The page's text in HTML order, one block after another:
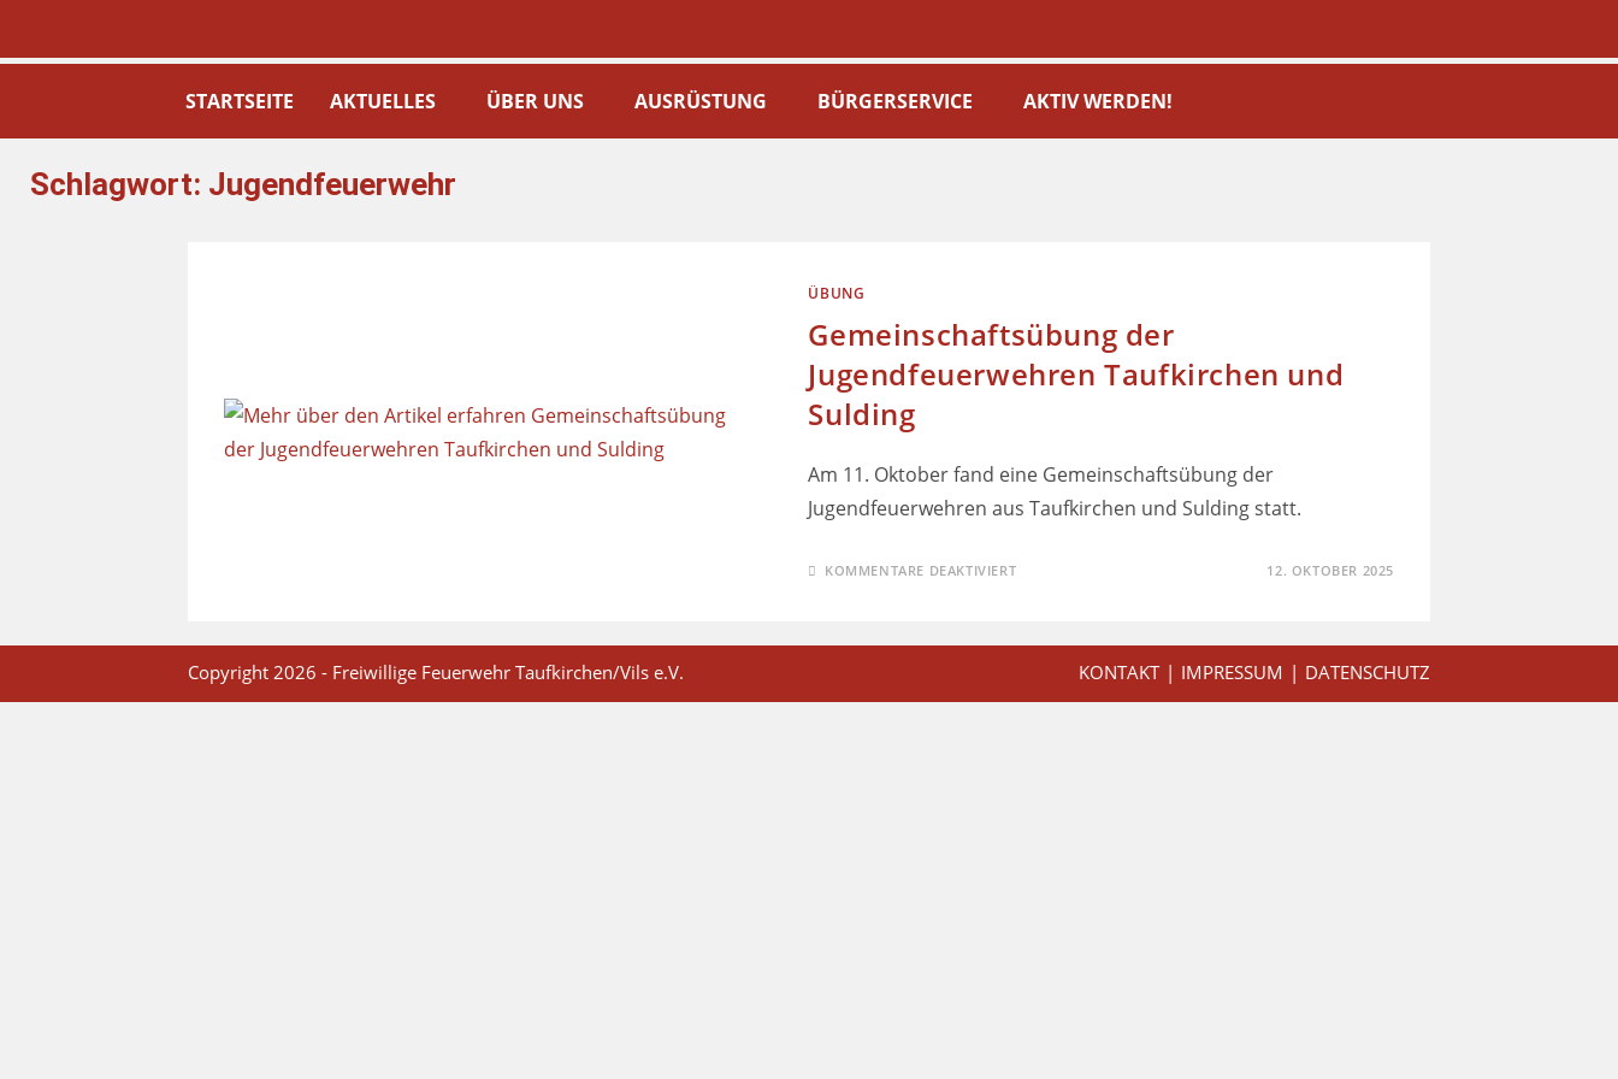
STARTSEITE AKTUELLES ÜBER UNS AUSRÜSTUNG BÜRGERSERVICE AKTIV WERDEN!
Schlagwort: Jugendfeuerwehr
ÜBUNG
Gemeinschaftsübung der
Jugendfeuerwehren Taufkirchen und
Sulding
Am 11. Oktober fand eine Gemeinschaftsübung der
Jugendfeuerwehren aus Taufkirchen und Sulding statt.
KOMMENTARE DEAKTIVIERT 12. OKTOBER 2025
KONTAKT IMPRESSUM DATENSCHUTZ
Copyright 2026 - Freiwillige Feuerwehr Taufkirchen/Vils e.V.